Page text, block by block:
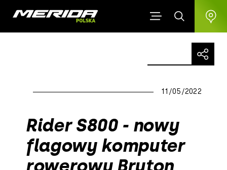
11/05/2022
Rider S800 - nowy
flagowy komputer